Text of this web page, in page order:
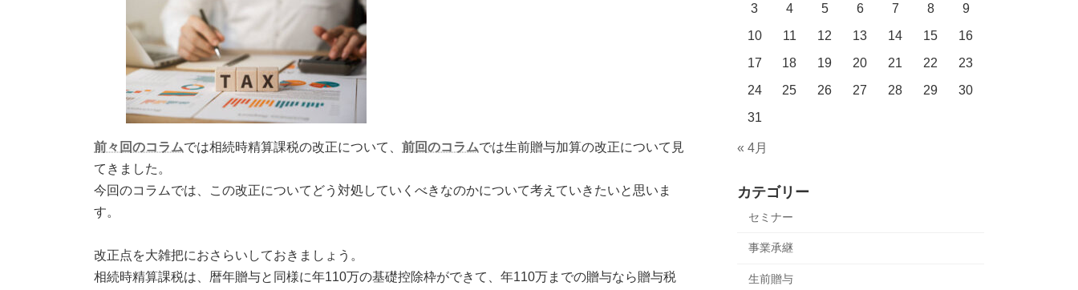
前々回のコラムでは相続時精算課税の改正について、 前回のコラムでは生前贈与加算の改正について見
てきました。
今回のコラムでは、この改正についてどう対処していくべきなのかについて考えていきたいと思いま
す。
改正点を大雑把におさらいしておきましょう。
相続時精算課税は、暦年贈与と同様に年110万の基礎控除枠ができて、年110万までの贈与なら贈与税
3
4 5 6 7 8
9
10
11 12 13 14 15
16
17
18 19 20 21 22
23
24
25 26 27 28 29
30
31
« 4月
カテゴリー
セミナー
事業承継
生前贈与